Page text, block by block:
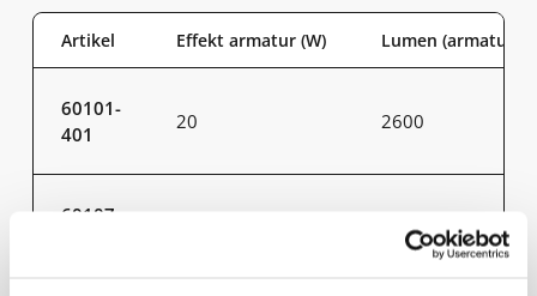
Artikel Effekt armatur (W) Lumen (armatur)
60101-
401
20 2600
60107-
6500